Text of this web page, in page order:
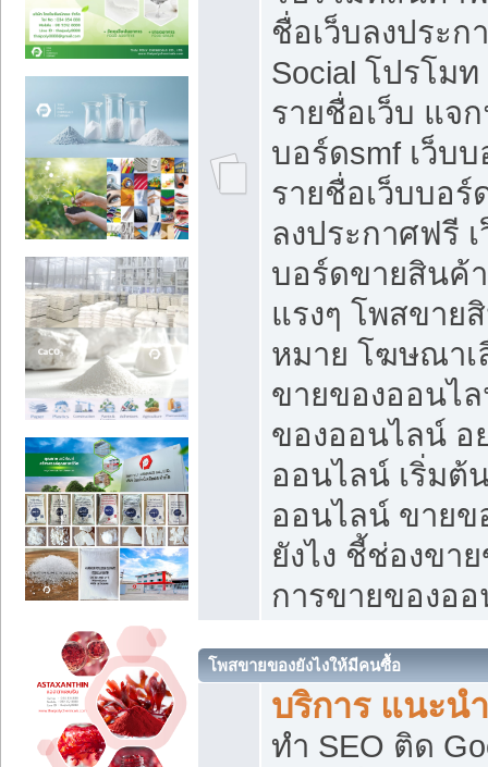
ชื่อเว็บลงประ
Social โปรโม
รายชื่อเว็บ แจ
บอร์ดsmf เว็บ
รายชื่อเว็บบอ
ลงประกาศฟรี
บอร์ดขายสินค้
แรงๆ โพสขาย
หมาย โฆษณาเ
ขายของออนไ
ของออนไลน์ อ
ออนไลน์ เริ่มต้
ออนไลน์ ขายข
ยังไง ชี้ช่องขา
การขายของอ
โพสขายของยังไงให้มีคนซื้อ
บริการ แนะน
ทำ SEO ติด